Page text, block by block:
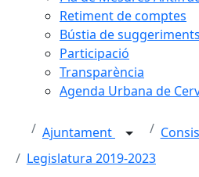
Retiment de comptes
Bústia de suggeriments
Participació
Transparència
Agenda Urbana de
Ajuntament
Legislatura 2019-2023